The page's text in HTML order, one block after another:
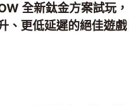
全新鈦金方案試玩，
、更低延遲的絕佳遊戲